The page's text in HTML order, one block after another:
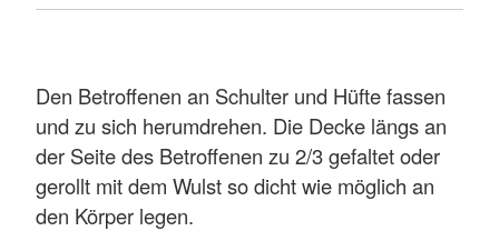
Den Betroffenen an Schulter und Hüfte fassen
und zu sich herumdrehen. Die Decke längs an
der Seite des Betroffenen zu 2/3 gefaltet oder
gerollt mit dem Wulst so dicht wie möglich an
den Körper legen.